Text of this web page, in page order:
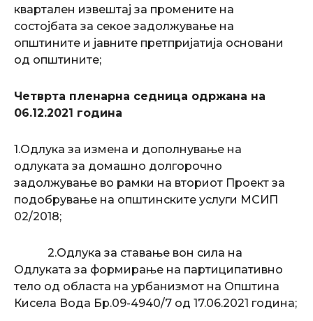
квартален извештај за промените на
состојбата за секое задолжување на
општините и јавните претпријатија основани
од општините;
Четврта пленарна седница одржана на
06.12.2021 година
1.Одлука за измена и дополнување на
одлуката за домашно долгорочно
задолжување во рамки на вториот Проект за
подобрување на општинските услуги МСИП
02/2018;
2.Одлука за ставање вон сила на
Одлуката за формирање на партиципативно
тело од областа на урбанизмот на Општина
Кисела Вода Бр.09-4940/7 од 17.06.2021 година;